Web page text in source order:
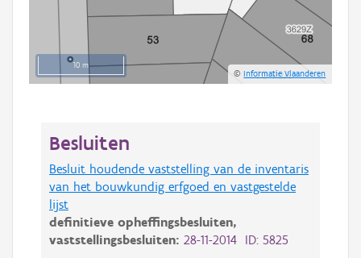
10 m
©Informatie Vlaanderen
Besluiten
Besluit houdende vaststelling van de inventaris
van het bouwkundig erfgoed en vastgestelde
lijst
definitieve opheffingsbesluiten,
vaststellingsbesluiten: 28-11-2014 ID: 5825